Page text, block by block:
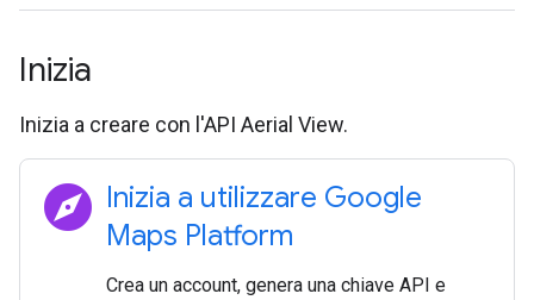
Inizia
Inizia a creare con l'API Aerial View.
explore Inizia a utilizzare Google
Maps Platform
Crea un account, genera una chiave API e